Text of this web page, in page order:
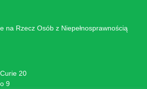
na Rzecz Osób z Niepełnosprawnością
20
9